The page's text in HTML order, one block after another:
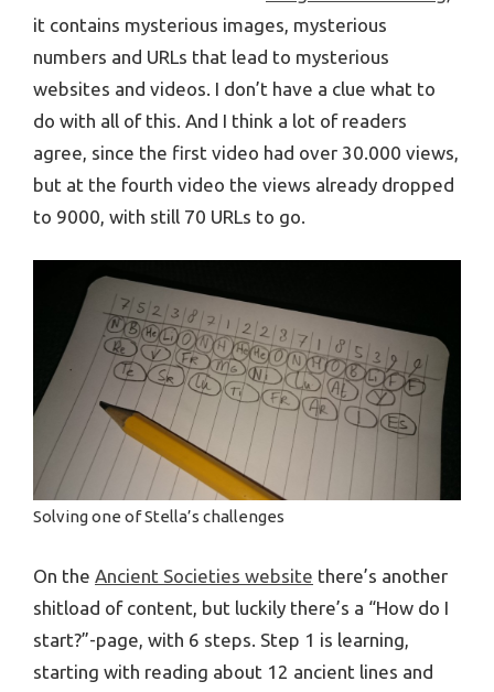
it contains mysterious images, mysterious
numbers and URLs that lead to mysterious
websites and videos. I don’t have a clue what to
do with all of this. And I think a lot of readers
agree, since the first video had over 30.000 views,
but at the fourth video the views already dropped
to 9000, with still 70 URLs to go.
Solving one of Stella’s challenges
On the Ancient Societies website there’s another
shitload of content, but luckily there’s a “How do I
start?”-page, with 6 steps. Step 1 is learning,
starting with reading about 12 ancient lines and